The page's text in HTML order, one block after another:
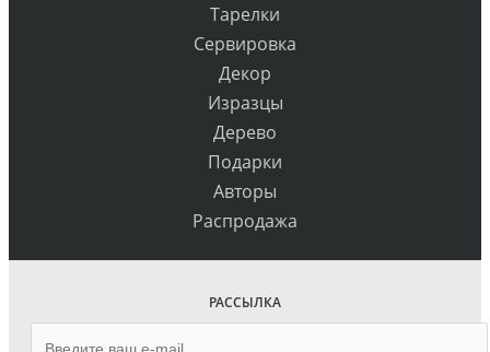
Тарелки
Сервировка
Декор
Изразцы
Дерево
Подарки
Авторы
Распродажа
РАССЫЛКА